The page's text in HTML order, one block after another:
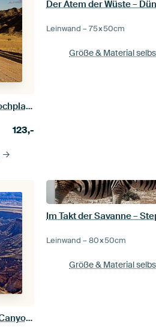
Wege ins Weite – Auf dem Huib-Hochplateau in Namibia
123,-
Leinwand –75×50cm
Größe & Material
Majestätische Tiefen – Fish River Canyon, Namibia
Leinwand –80×50cm
Größe & Material